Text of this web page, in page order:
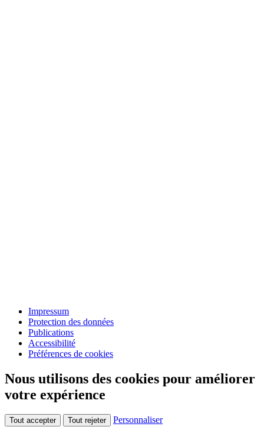
Impressum
Protection des données
Publications
Accessibilité
Préférences de cookies
Nous utilisons des cookies pour améliorer
votre expérience
Tout accepter Tout rejeter Personnaliser